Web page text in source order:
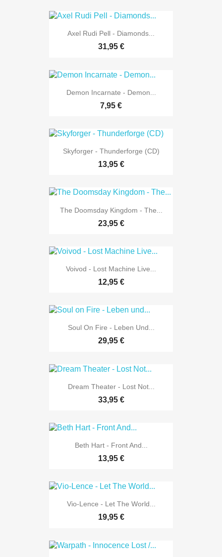
Axel Rudi Pell - Diamonds...
31,95 €
Demon Incarnate - Demon...
7,95 €
Skyforger - Thunderforge (CD)
13,95 €
The Doomsday Kingdom - The...
23,95 €
Voivod - Lost Machine Live...
12,95 €
Soul On Fire - Leben Und...
29,95 €
Dream Theater - Lost Not...
33,95 €
Beth Hart - Front And...
13,95 €
Vio-Lence - Let The World...
19,95 €